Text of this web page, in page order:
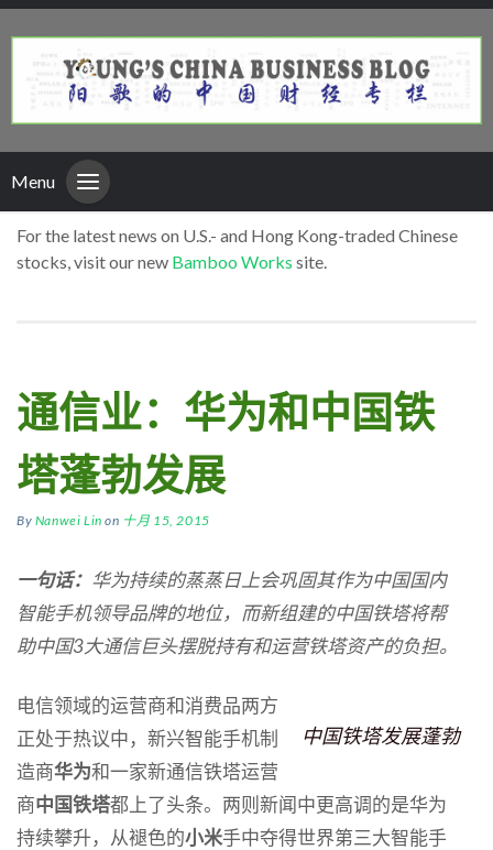
Menu
For the latest news on U.S.- and Hong Kong-traded Chinese
stocks, visit our new Bamboo Works site.
通信业：华为和中国铁
塔蓬勃发展
By Nanwei Lin on 十月 15, 2015
一句话： 华为持续的蒸蒸日上会巩固其作为中国国内
智能手机领导品牌的地位，而新组建的中国铁塔将帮
助中国3大通信巨头摆脱持有和运营铁塔资产的负担。
中国铁塔发展蓬勃
电信领域的运营商和消费品两方
正处于热议中，新兴智能手机制
造商华为和一家新通信铁塔运营
商中国铁塔都上了头条。两则新闻中更高调的是华为
持续攀升，从褪色的小米手中夺得世界第三大智能手